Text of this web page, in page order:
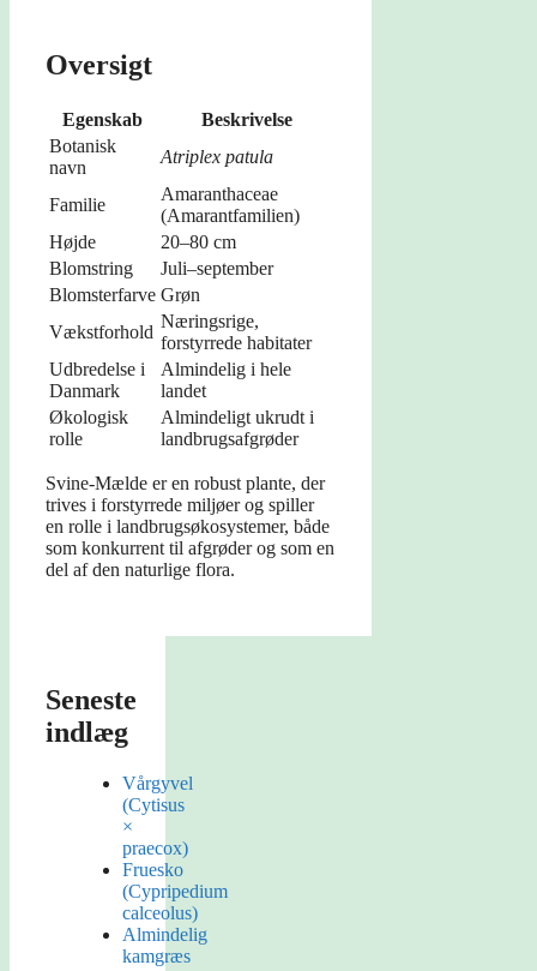
Oversigt
Egenskab
Beskrivelse
Botanisk
navn
Atriplex patula
Familie
Amaranthaceae
(Amarantfamilien)
Højde
20–80 cm
Blomstring
Juli–september
Blomsterfarve Grøn
Vækstforhold
Næringsrige,
forstyrrede habitater
Udbredelse i
Danmark
Almindelig i hele
landet
Økologisk
rolle
Almindeligt ukrudt i
landbrugsafgrøder
Svine-Mælde er en robust plante, der
trives i forstyrrede miljøer og spiller
en rolle i landbrugsøkosystemer, både
som konkurrent til afgrøder og som en
del af den naturlige flora.
Seneste
indlæg
Vårgyvel
(Cytisus
×
praecox)
Fruesko
(Cypripedium
calceolus)
Almindelig
kamgræs